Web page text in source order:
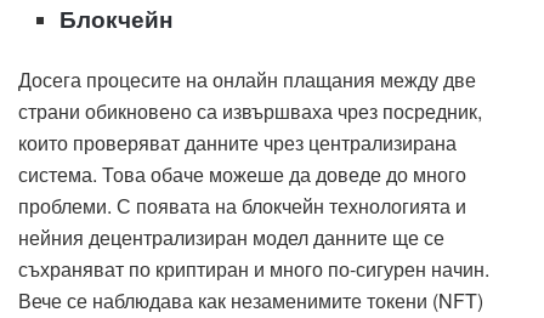
Блокчейн
Досега процесите на онлайн плащания между две
страни обикновено са извършваха чрез посредник,
които проверяват данните чрез централизирана
система. Това обаче можеше да доведе до много
проблеми. С появата на блокчейн технологията и
нейния децентрализиран модел данните ще се
съхраняват по криптиран и много по-сигурен начин.
Вече се наблюдава как незаменимите токени (NFT)